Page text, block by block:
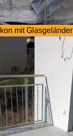
mit Glasgeländer